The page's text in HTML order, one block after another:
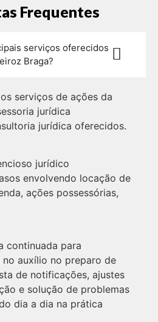
Frequentes
serviços oferecidos
Braga?
serviços de ações da
jurídica
jurídica oferecidos.
jurídico
envolvendo locação de
ações possessórias,
continuada para
auxílio no preparo de
de notificações, ajustes
e solução de problemas
dia a dia na prática